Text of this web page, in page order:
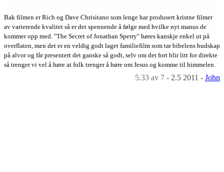
Bak filmen er Rich og Dave Chrisitano som lenge har produsert kristne filmer
av varierende kvalitet så er det spennende å følge med hvilke nyt manus de
kommer opp med. "The Secret of Jonathan Sperry" høres kanskje enkel ut på
overflaten, men det er en veldig godt laget familiefilm som tar bibelens budskap
på alvor og får presentert det ganske så godt, selv om det fort blir litt for direkte
så trenger vi vel å høre at folk trenger å høre om Jesus og komme til himmelen.
5.33 av 7 - 2.5 2011 - John